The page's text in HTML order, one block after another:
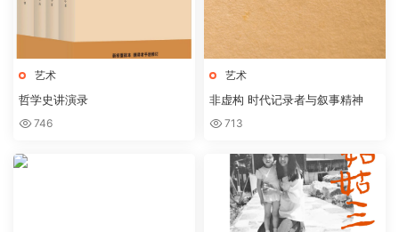
艺术
哲学史讲演录
746
艺术
非虚构 时代记录者与叙事精神
713